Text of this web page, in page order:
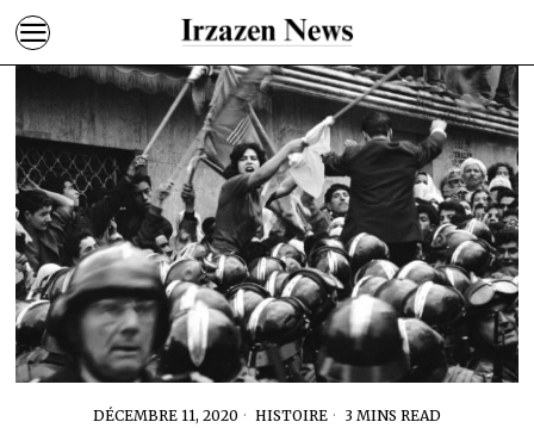
DÉCEMBRE 11, 2020 HISTOIRE 3 MINS READ